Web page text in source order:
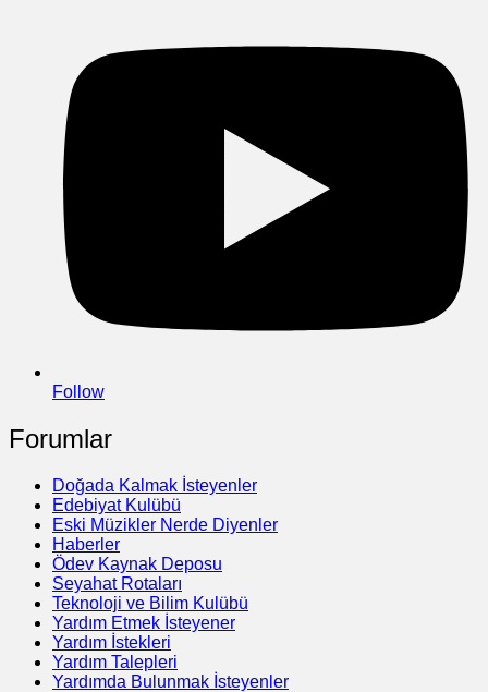
Follow
Forumlar
Doğada Kalmak İsteyenler
Edebiyat Kulübü
Eski Müzikler Nerde Diyenler
Haberler
Ödev Kaynak Deposu
Seyahat Rotaları
Teknoloji ve Bilim Kulübü
Yardım Etmek İsteyener
Yardım İstekleri
Yardım Talepleri
Yardımda Bulunmak İsteyenler